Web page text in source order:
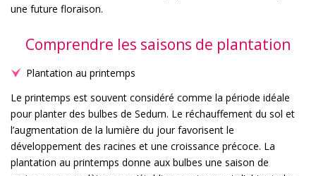
une future floraison.
Comprendre les saisons de plantation
Plantation au printemps
Le printemps est souvent considéré comme la période idéale
pour planter des bulbes de Sedum. Le réchauffement du sol et
l’augmentation de la lumière du jour favorisent le
développement des racines et une croissance précoce. La
plantation au printemps donne aux bulbes une saison de